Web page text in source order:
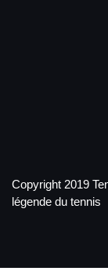
Copyright 2019
légende du tennis